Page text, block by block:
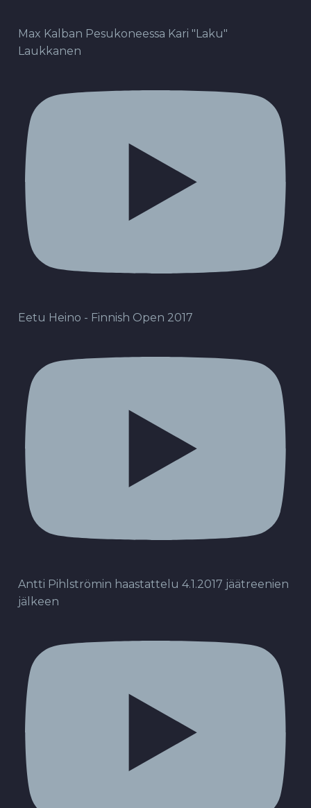
Max Kalban Pesukoneessa Kari "Laku"
Laukkanen
Eetu Heino - Finnish Open 2017
Antti Pihlströmin haastattelu 4.1.2017 jäätreenien
jälkeen